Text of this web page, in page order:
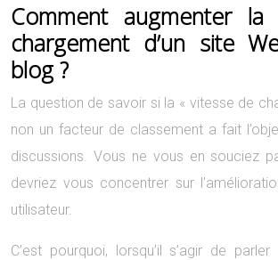
Comment augmenter
chargement d’un site
blog ?
La question de savoir si la « vitesse de
non un facteur de classement a fait
discussions. Vous ne vous en souciez
devriez vous concentrer sur
utilisateur.
C’est pourquoi, lorsqu’il s’agir de